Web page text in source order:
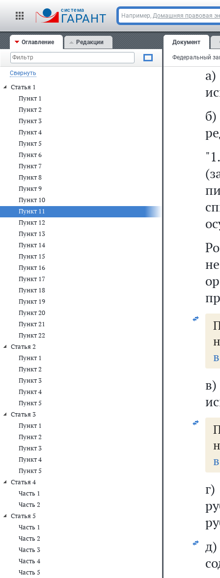
cистема
ГАРАНТ Например, Домашняя правовая
Оглавление Редакции
Свернуть
Статья 1
Пункт 1
Пункт 2
Пункт 3
Пункт 4
Пункт 5
Пункт 6
Пункт 7
Пункт 8
Пункт 9
Пункт 10
Пункт 11
Пункт 12
Пункт 13
Пункт 14
Пункт 15
Пункт 16
Пункт 17
Пункт 18
Пункт 19
Пункт 20
Пункт 21
Пункт 22
Статья 2
Пункт 1
Пункт 2
Пункт 3
Пункт 4
Пункт 5
Статья 3
Пункт 1
Пункт 2
Пункт 3
Пункт 4
Пункт 5
Статья 4
Часть 1
Часть 2
Статья 5
Часть 1
Часть 2
Часть 3
Часть 4
Часть 5
Документ